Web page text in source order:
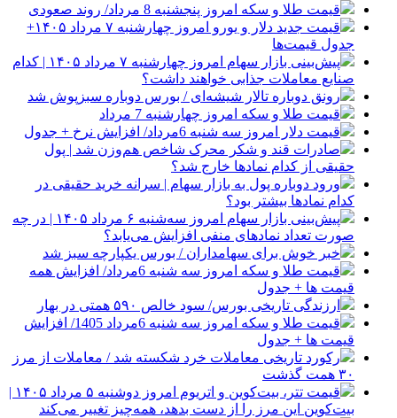
قیمت طلا و سکه امروز پنجشنبه 8 مرداد/ روند صعودی
قیمت جدید دلار و یورو امروز چهارشنبه ۷ مرداد ۱۴۰۵+
جدول قیمت‌ها
پیش‌بینی بازار سهام امروز چهارشنبه ۷ مرداد ۱۴۰۵ | کدام
صنایع معاملات جذابی خواهند داشت؟
رونق دوباره تالار شیشه‌ای / بورس دوباره سبزپوش شد
قیمت طلا و سکه امروز چهارشنبه 7 مرداد
قیمت دلار امروز سه شنبه 6مرداد/ افزایش نرخ + جدول
صادرات قند و شکر محرک شاخص هم‌وزن شد | پول
حقیقی از کدام نماد‌ها خارج شد؟
ورود دوباره پول به بازار سهام | سرانه خرید حقیقی در
کدام نماد‌ها بیشتر بود؟
پیش‌بینی بازار سهام امروز سه‌شنبه ۶ مرداد ۱۴۰۵ | در چه
صورت تعداد نماد‌های منفی افزایش می‌یابد؟
خبر خوش برای سهامداران / بورس یکپارچه سبز شد
قیمت طلا و سکه امروز سه شنبه 6مرداد/ افزایش همه
قیمت ها + جدول
ارزندگی تاریخی بورس/ سود خالص ۵۹۰ همتی در بهار
قیمت طلا و سکه امروز سه شنبه 6مرداد 1405/ افزایش
قیمت ها + جدول
رکورد تاریخی معاملات خرد شکسته شد / معاملات از مرز
۳۰ همت گذشت
قیمت تتر، بیت‌کوین و اتریوم امروز دوشنبه ۵ مرداد ۱۴۰۵ |
بیت‌کوین این مرز را از دست بدهد، همه‌چیز تغییر می‌کند